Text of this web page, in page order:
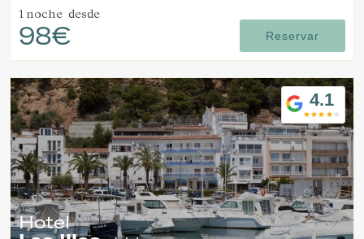
1 noche desde
98€ Reservar
4.1
Hotel